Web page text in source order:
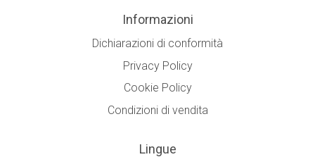
Informazioni
Dichiarazioni di conformità
Privacy Policy
Cookie Policy
Condizioni di vendita
Lingue